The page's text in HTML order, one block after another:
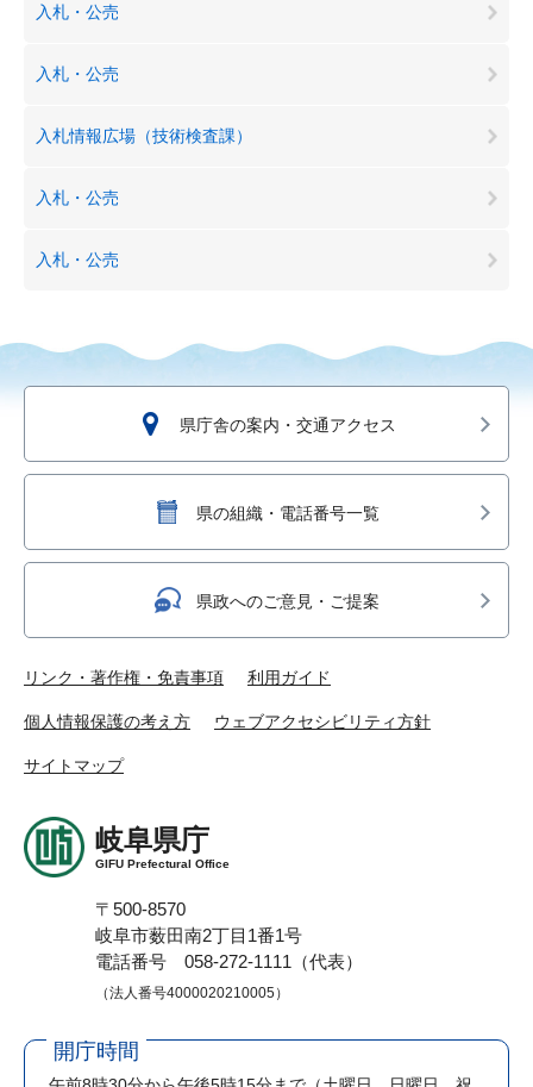
入札・公売
入札・公売
入札情報広場（技術検査課）
入札・公売
入札・公売
県庁舎の案内・交通アクセス
県の組織・電話番号一覧
県政へのご意見・ご提案
リンク・著作権・免責事項 利用ガイド
個人情報保護の考え方 ウェブアクセシビリティ方針
サイトマップ
岐阜県庁
GIFU Prefectural Office
〒500-8570
岐阜市薮田南2丁目1番1号
電話番号 058-272-1111（代表）
（法人番号4000020210005）
開庁時間